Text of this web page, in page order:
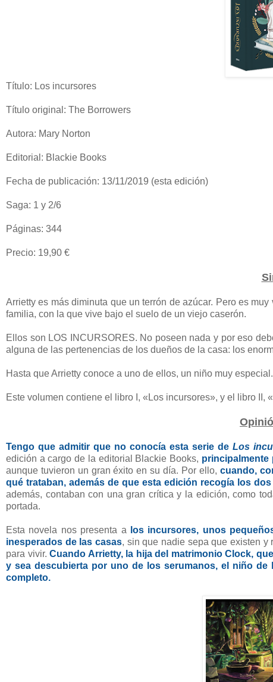
Título: Los incursores
Título original: The Borrowers
Autora: Mary Norton
Editorial: Blackie Books
Fecha de publicación: 13/11/2019 (esta edición)
Saga: 1 y 2/6
Páginas: 344
Precio: 19,90 €
Arrietty es más diminuta que un terrón de azúcar. Pero es
familia, con la que vive bajo el suelo de un viejo caserón.
Ellos son LOS INCURSORES. No poseen nada y por eso
alguna de las pertenencias de los dueños de la casa: los
Hasta que Arrietty conoce a uno de ellos, un niño muy
Este volumen contiene el libro I, «Los incursores», y el libro
Tengo que admitir que no conocía esta serie de Los
edición a cargo de la editorial Blackie Books, principalmente
aunque tuvieron un gran éxito en su día. Por ello, cuando,
qué trataban, además de que esta edición recogía los
además, contaban con una gran crítica y la edición, como
portada.
Esta novela nos presenta a
los incursores, unos
inesperados de las casas, sin que nadie sepa que existen y
para vivir.Cuando Arrietty, la hija del matrimonio Clock,
y sea descubierta por uno de los serumanos, el niño
completo.